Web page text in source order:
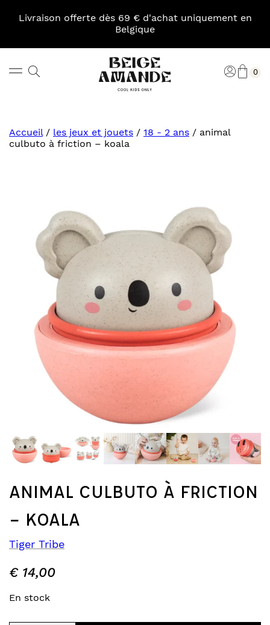
Livraison offerte dès 69 € d'achat uniquement en
Belgique
Rechercher 0
Accueil/ les jeux et jouets / 18 - 2 ans / animal
culbuto à friction – koala
ANIMAL CULBUTO À FRICTION
– KOALA
Tiger Tribe
€14,00
En stock